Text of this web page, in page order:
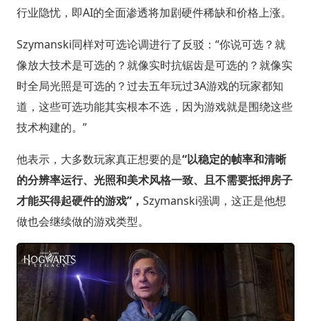
行业隐忧，即AI的全面渗透将加剧硬件稀缺和价格上涨。
Szymanski同样对可选论调进行了反驳：“你说可选？就
像放大技术是可选的？就像实时抗锯齿是可选的？就像实
时全局光照是可选的？过去五年玩过3A游戏的玩家都知
道，这些可选功能其实根本不选，因为游戏就是围绕这些
技术构建的。”
他表示，大多数玩家真正想要的是“以稳定的帧率和清晰
的分辨率运行、光照和美术风格一致、且不需要抵押房子
才能买得起硬件的游戏”， Szymanski强调，这正是他想
做也会继续做的游戏类型。